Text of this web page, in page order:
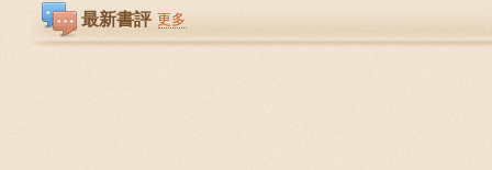
最新書評 更多